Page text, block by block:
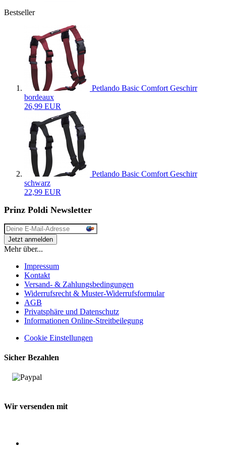
Bestseller
Petlando Basic Comfort Geschirr
bordeaux
26,99 EUR
Petlando Basic Comfort Geschirr
schwarz
22,99 EUR
Prinz Poldi Newsletter
Mehr über...
Impressum
Kontakt
Versand- & Zahlungsbedingungen
Widerrufsrecht & Muster-Widerrufsformular
AGB
Privatsphäre und Datenschutz
Informationen Online-Streitbeilegung
Cookie Einstellungen
Sicher Bezahlen
Wir versenden mit